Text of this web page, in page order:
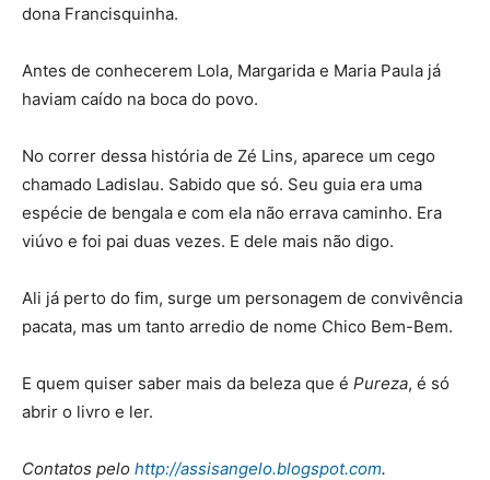
dona Francisquinha.
Antes de conhecerem Lola, Margarida e Maria Paula já
haviam caído na boca do povo.
No correr dessa história de Zé Lins, aparece um cego
chamado Ladislau. Sabido que só. Seu guia era uma
espécie de bengala e com ela não errava caminho. Era
viúvo e foi pai duas vezes. E dele mais não digo.
Ali já perto do fim, surge um personagem de convivência
pacata, mas um tanto arredio de nome Chico Bem-Bem.
E quem quiser saber mais da beleza que é Pureza, é só
abrir o livro e ler.
Contatos pelo http://assisangelo.blogspot.com.